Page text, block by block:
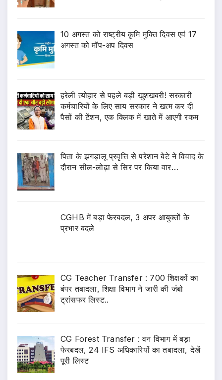
10 अगस्त को राष्ट्रीय कृमि मुक्ति दिवस एवं 17
अगस्त को मॉप-अप दिवस
हरेली त्योहार से पहले बड़ी खुशखबरी! सरकारी
कर्मचारियों के लिए साय सरकार ने खत्म कर दी
पैसों की टेंशन, एक क्लिक में खाते में आएगी रकम
पिता के झगड़ालू प्रवृत्ति से परेशान बेटे ने विवाद के
दौरान सील-लोढ़ा से सिर पर किया वार…
CGHB में बड़ा फेरबदल, 3 अपर आयुक्तों के
प्रभार बदले
CG Teacher Transfer : 700 शिक्षकों का
बंपर तबादला, शिक्षा विभाग ने जारी की जंबो
ट्रांसफर लिस्ट..
CG Forest Transfer : वन विभाग में बड़ा
फेरबदल, 24 IFS अधिकारियों का तबादला, देखें
पूरी लिस्ट